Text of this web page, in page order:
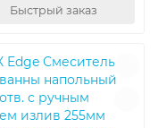
Быстрый заказ